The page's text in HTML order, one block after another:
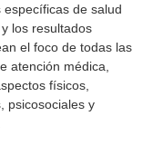
específicas de salud
los resultados
el foco de todas las
atención médica,
físicos,
psicosociales y